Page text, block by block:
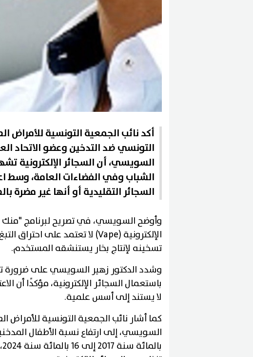
أكد نائب الجمعية التونسية للأمراض
التونسي ضد التدخين وعضو الاتحاد
السويسي، أن السجائر الإلكترونية
الشباب وفي الفضاءات العامة، وسط
السجائر التقليدية أو أنها غير مضرة
وأوضح السويسي، في تصريح لبرنامج
تسخينه لإنتاج بخار يستنشقه المستخدم.
وشدد الدكتور زهير السويسي على ضرورة
باستعمال السجائر الإلكترونية، مؤكدًا أن
لا يستند إلى أسس علمية.
كما أشار نائب الجمعية التونسية للأمراض